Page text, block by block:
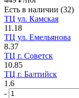
Есть в наличии (32)
ТЦ ул. Камская
11.18
ТЦ ул. Емельянова
8.37
ТЦ г. Советск
10.85
ТЦ г. Балтийск
1.6
-